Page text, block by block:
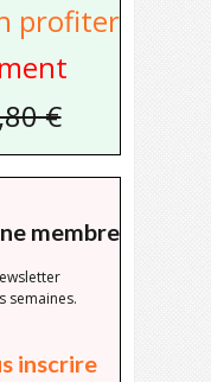
profiter
€
membre
semaines.
inscrire